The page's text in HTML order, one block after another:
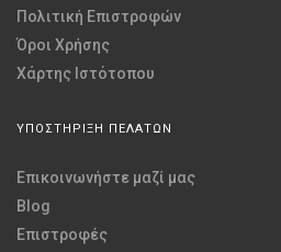
Πολιτική Επιστροφών
Όροι Χρήσης
Χάρτης Ιστότοπου
ΥΠΟΣΤΗΡΙΞΗ ΠΕΛΑΤΩΝ
Επικοινωνήστε μαζί μας
Blog
Επιστροφές